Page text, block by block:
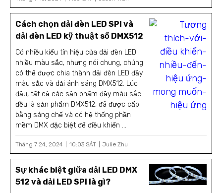
Cách chọn dải đèn LED SPI và
dải đèn LED kỹ thuật số DMX512
Có nhiều kiểu tín hiệu của dải đèn LED
nhiều màu sắc, nhưng nói chung, chúng
có thể được chia thành dải đèn LED đầy
màu sắc và dải ánh sáng DMX512. Lúc
đầu, tất cả các sản phẩm đầy màu sắc
đều là sản phẩm DMX512, đã được cấp
bằng sáng chế và có hệ thống phần
mềm DMX đặc biệt để điều khiển ...
Tháng 7 24, 2024 10:03 SÁT Julie Zhu
Sự khác biệt giữa dải LED DMX
512 và dải LED SPI là gì?